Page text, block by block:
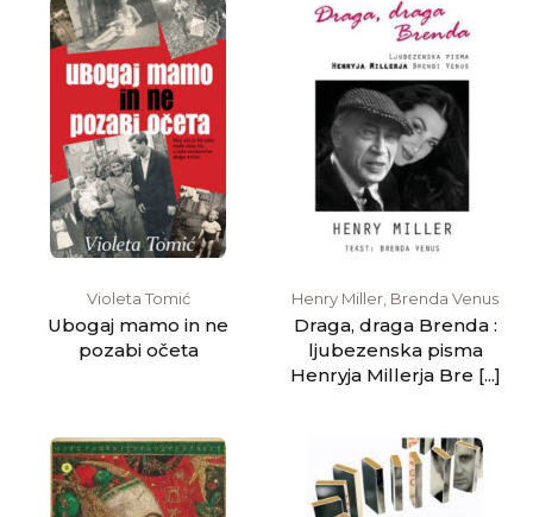
Violeta Tomić
Ubogaj mamo in ne
pozabi očeta
Henry Miller, Brenda Venus
Draga, draga Brenda :
ljubezenska pisma
Henryja Millerja Bre [...]